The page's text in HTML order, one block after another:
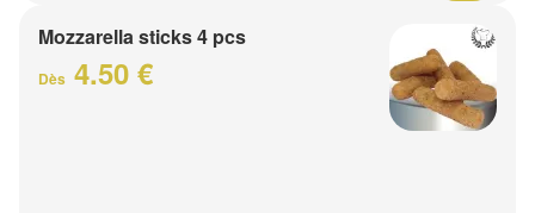
Mozzarella sticks 4 pcs
Dès 4.50 €